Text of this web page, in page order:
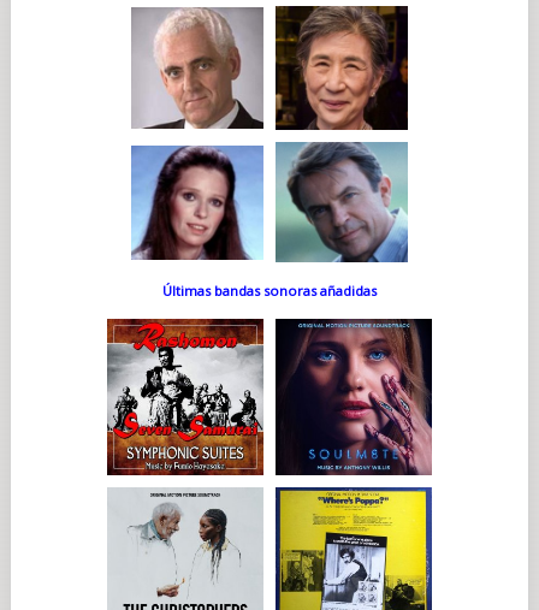
Últimas bandas sonoras añadidas